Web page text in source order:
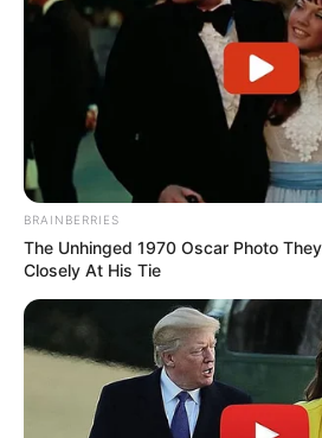
BRAINBERRIES
The Unhinged 1970 Oscar Photo
Closely At His Tie